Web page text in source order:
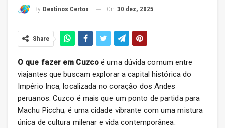
By Destinos Certos On 30 dez, 2025
Share
O que fazer em Cuzco é uma dúvida comum entre
viajantes que buscam explorar a capital histórica do
Império Inca, localizada no coração dos Andes
peruanos. Cuzco é mais que um ponto de partida para
Machu Picchu; é uma cidade vibrante com uma mistura
única de cultura milenar e vida contemporânea.